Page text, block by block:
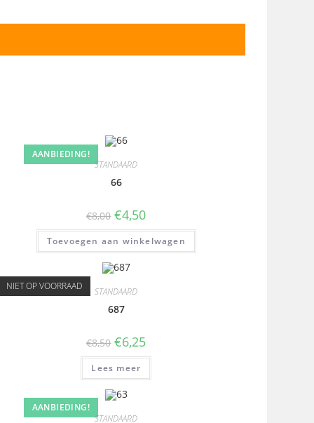
AANBIEDING!
STANDAARD
66
€8,00 €4,50
Toevoegen aan winkelwagen
NIET OP VOORRAAD STANDAARD
687
€8,50 €6,25
Lees meer
AANBIEDING!
STANDAARD